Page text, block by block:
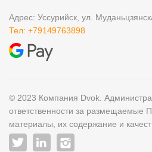
Адрес: Уссурийск, ул.
Тел: +79149763898
© 2023 Компания Dvok.
ответственности за размещаемые
материалы, их содержание и